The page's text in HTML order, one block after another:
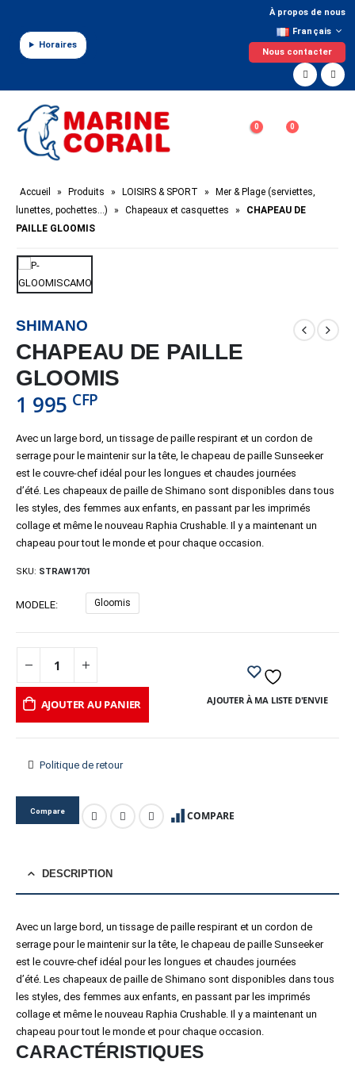
Horaires
À propos de nous
Français
Nous contacter
0 0
Accueil » Produits » LOISIRS & SPORT »
Mer & Plage (serviettes,
lunettes, pochettes…)
» Chapeaux et casquettes »
CHAPEAU DE
PAILLE GLOOMIS
SHIMANO
CHAPEAU DE PAILLE
GLOOMIS
1 995 CFP
Avec un large bord, un tissage de paille respirant et un cordon de
serrage pour le maintenir sur la tête, le chapeau de paille Sunseeker
est le couvre-chef idéal pour les longues et chaudes journées
d’été. Les chapeaux de paille de Shimano sont disponibles dans tous
les styles, des femmes aux enfants, en passant par les imprimés
collage et même le nouveau Raphia Crushable. Il y a maintenant un
chapeau pour tout le monde et pour chaque occasion.
SKU: STRAW1701
MODELE Gloomis
AJOUTER AU PANIER AJOUTER À MA LISTE D'ENVIE
Politique de retour
Compare COMPARE
DESCRIPTION
Avec un large bord, un tissage de paille respirant et un cordon de
serrage pour le maintenir sur la tête, le chapeau de paille Sunseeker
est le couvre-chef idéal pour les longues et chaudes journées
d’été. Les chapeaux de paille de Shimano sont disponibles dans tous
les styles, des femmes aux enfants, en passant par les imprimés
collage et même le nouveau Raphia Crushable. Il y a maintenant un
chapeau pour tout le monde et pour chaque occasion.
CARACTÉRISTIQUES